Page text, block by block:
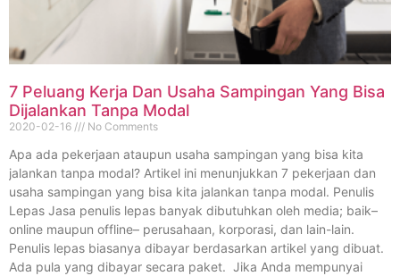
7 Peluang Kerja Dan Usaha Sampingan Yang Bisa
Dijalankan Tanpa Modal
2020-02-16 No Comments
Apa ada pekerjaan ataupun usaha sampingan yang bisa kita
jalankan tanpa modal? Artikel ini menunjukkan 7 pekerjaan dan
usaha sampingan yang bisa kita jalankan tanpa modal. Penulis
Lepas Jasa penulis lepas banyak dibutuhkan oleh media; baik–
online maupun offline– perusahaan, korporasi, dan lain-lain.
Penulis lepas biasanya dibayar berdasarkan artikel yang dibuat.
Ada pula yang dibayar secara paket. Jika Anda mempunyai